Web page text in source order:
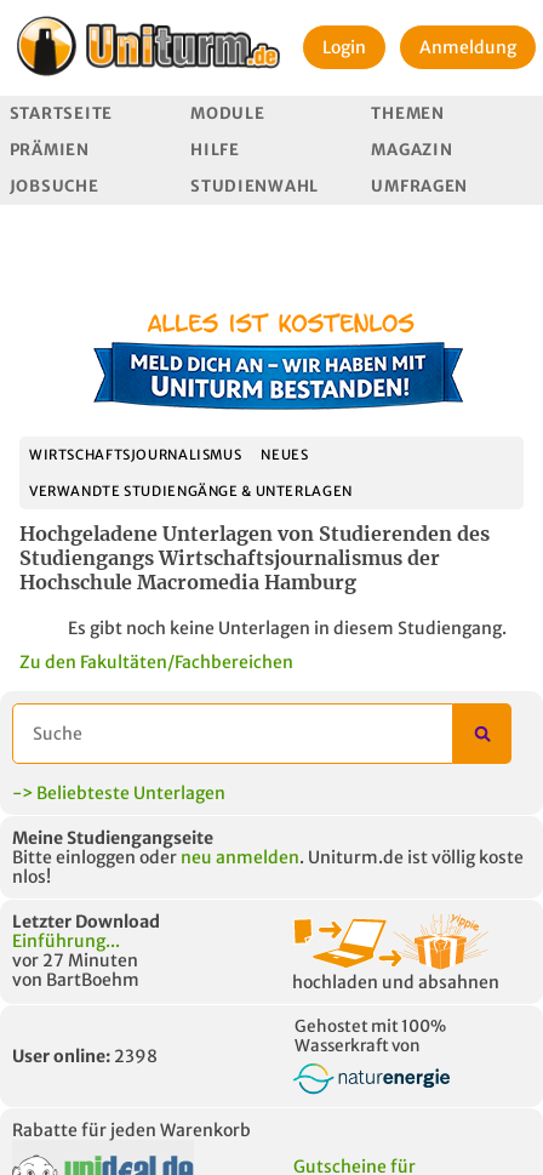
Login Anmeldung
STARTSEITE MODULE
THEMEN
PRÄMIEN
HILFE
MAGAZIN
JOBSUCHE
STUDIENWAHL UMFRAGEN
WIRTSCHAFTSJOURNALISMUS NEUES
VERWANDTE STUDIENGÄNGE & UNTERLAGEN
Hochgeladene Unterlagen von Studierenden des
Studiengangs Wirtschaftsjournalismus der
Hochschule Macromedia Hamburg
Es gibt noch keine Unterlagen in diesem Studiengang.
Zu den Fakultäten/Fachbereichen
-> Beliebteste Unterlagen
Meine Studiengangseite
Bitte einloggen oder neu anmelden. Uniturm.de ist völlig koste
nlos!
Letzter Download
Einführung...
vor 27 Minuten
von BartBoehm
hochladen und absahnen
User online: 2398
Gehostet mit 100%
Wasserkraft von
Rabatte für jeden Warenkorb
Gutscheine für